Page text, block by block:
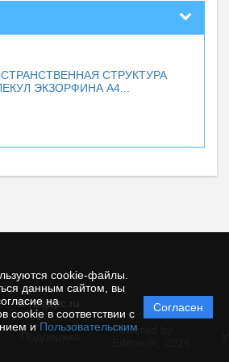
cookie-файлы.
данным сайтом, вы
на
cookie в соответствии с
и Пользовательским
Согласен
СТРУКТУРА
ЭКЗОРФИНА А4...
© rusjbpc.ru
Powered by